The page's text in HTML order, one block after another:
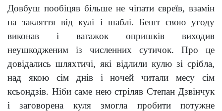
Довбуш пообіцяв більше не чіпати євреїв, взамін
на закляття від кулі і шаблі. Бешт свою угоду
виконав і ватажок опришків виходив
неушкодженим із численних сутичок. Про це
довідались шляхтичі, які відлили кулю зі срібла,
над якою сім днів і ночей читали месу сім
ксьондзів. Ніби саме нею стріляв Степан Дзвінчук
і заговорена куля змогла пробити потужне